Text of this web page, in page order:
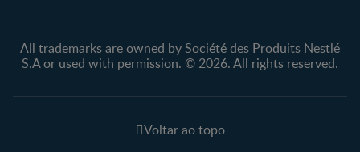
All trademarks are owned by Société des Produits Nestlé
S.A or used with permission. © 2026. All rights reserved.
Voltar ao topo